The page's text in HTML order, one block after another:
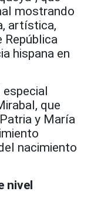
mostrando
artística,
hispana en
que
y María
nacimiento
nivel